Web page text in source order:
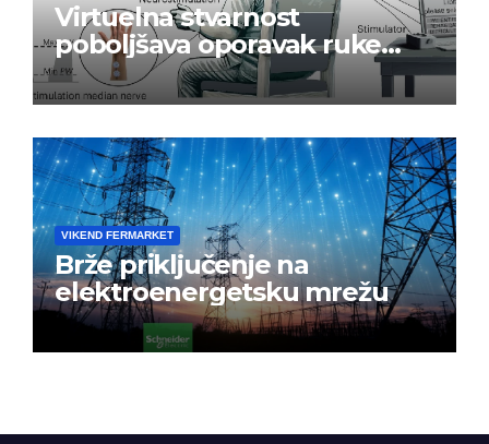
Virtuelna stvarnost
poboljšava oporavak ruke
nakon moždanog udara
VIKEND FERMARKET
Brže priključenje na
elektroenergetsku mrežu